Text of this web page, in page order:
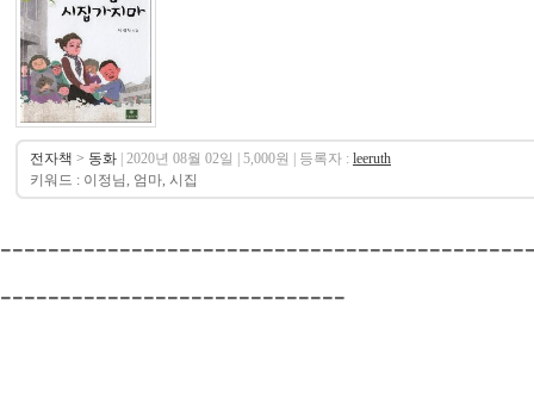
전자책 > 동화 | 2020년 08월 02일 | 5,000원 | 등록자 : leeruth
키워드 : 이정님, 엄마, 시집
-----------------------------